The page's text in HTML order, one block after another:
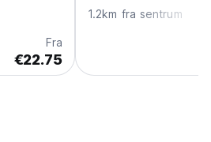
Fra
€22.75
1.2km fra sentrum